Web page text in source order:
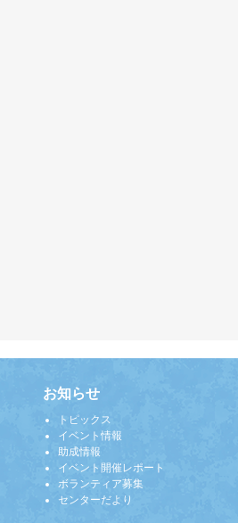
お知らせ
トピックス
イベント情報
助成情報
イベント開催レポート
ボランティア募集
センターだより